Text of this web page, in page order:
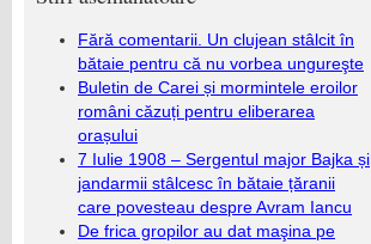
Fără comentarii. Un clujean stâlcit în
bătaie pentru că nu vorbea ungureşte
Buletin de Carei și mormintele eroilor
români căzuți pentru eliberarea
orașului
7 Iulie 1908 – Sergentul major Bajka și
jandarmii stâlcesc în bătaie țăranii
care povesteau despre Avram Iancu
De frica gropilor au dat maşina pe